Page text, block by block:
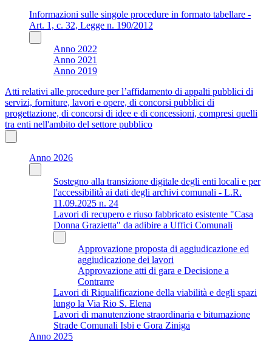
Informazioni sulle singole procedure in formato tabellare -
Art. 1, c. 32, Legge n. 190/2012
Anno 2022
Anno 2021
Anno 2019
Atti relativi alle procedure per l’affidamento di appalti pubblici di
servizi, forniture, lavori e opere, di concorsi pubblici di
progettazione, di concorsi di idee e di concessioni, compresi quelli
tra enti nell'ambito del settore pubblico
Anno 2026
Sostegno alla transizione digitale degli enti locali e per
l'accessibilità ai dati degli archivi comunali - L.R.
11.09.2025 n. 24
Lavori di recupero e riuso fabbricato esistente "Casa
Donna Grazietta" da adibire a Uffici Comunali
Approvazione proposta di aggiudicazione ed
aggiudicazione dei lavori
Approvazione atti di gara e Decisione a
Contrarre
Lavori di Riqualificazione della viabilità e degli spazi
lungo la Via Rio S. Elena
Lavori di manutenzione straordinaria e bitumazione
Strade Comunali Isbi e Gora Ziniga
Anno 2025